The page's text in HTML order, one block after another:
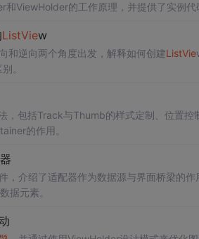
和ViewHolder的工作原理，并提供了实例代
ListView
和逆向两个角度出发，解释如何创建ListVie
。
，包括Track与Thumb的样式定制、位置
的作用。
，介绍了适配器作为数据源与界面桥梁的
据元素。